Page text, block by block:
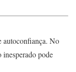
autoconfiança. No
inesperado pode